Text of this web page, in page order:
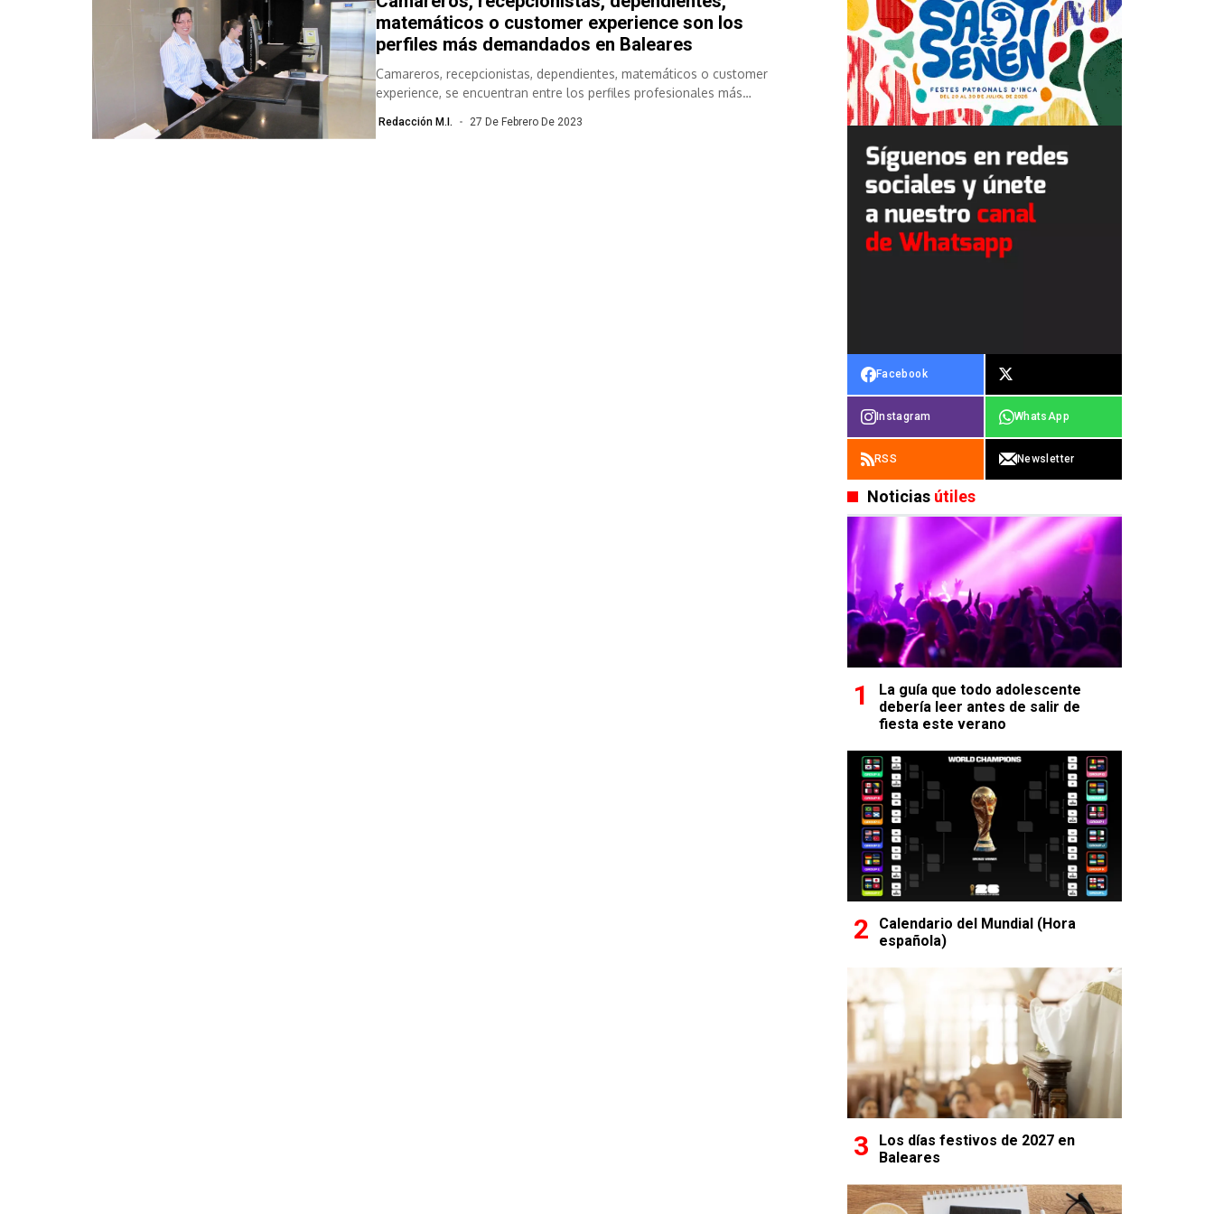
matemáticos o customer experience son los
perfiles más demandados en Baleares
Camareros, recepcionistas, dependientes, matemáticos o customer
experience, se encuentran entre los perfiles profesionales más
Redacción M.I. 27 De Febrero De 2023
Facebook
Instagram WhatsApp
RSS Newsletter
Noticias útiles
La guía que todo adolescente
debería leer antes de salir de
fiesta este verano
Calendario del Mundial (Hora
española)
Los días festivos de 2027 en
Baleares